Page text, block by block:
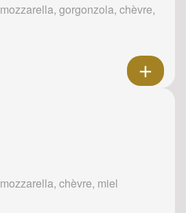
gorgonzola, chèvre,
chèvre, miel